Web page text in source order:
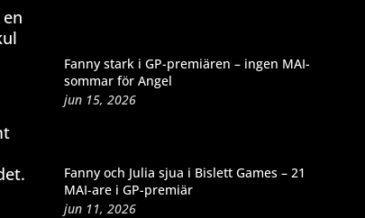
Fanny stark i GP-premiären – ingen MAI-
sommar för Angel
jun 15, 2026
Fanny och Julia sjua i Bislett Games – 21
MAI-are i GP-premiär
jun 11, 2026